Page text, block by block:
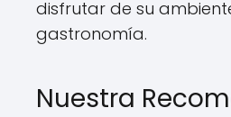
disfrutar de su
gastronomía.
Nuestra